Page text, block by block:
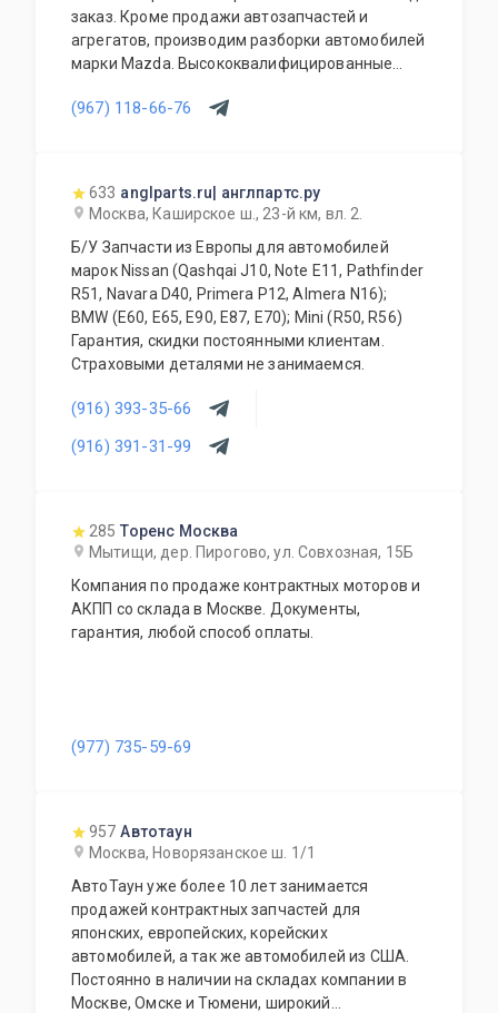
заказ. Кроме продажи автозапчастей и
агрегатов, производим разборки автомобилей
марки Mazda. Высококвалифицированные
его виды. В нашем автосервисе проводится
дополнительное оборудование для Вашего
автомобиля. Гарантия качества на все услуги
и продукцию. Квалифицированные
специалисты. Мы работаем для Вас каждый
день.
(967) 118-66-76
633 anglparts.ru| англпартс.ру
Москва, Каширское ш., 23-й км, вл. 2.
Б/У Запчасти из Европы для автомобилей
марок Nissan (Qashqai J10, Note E11, Pathfinder
R51, Navara D40, Primera P12, Almera N16);
BMW (E60, E65, E90, E87, E70); Mini (R50, R56)
Гарантия, скидки постоянными клиентам.
Страховыми деталями не занимаемся.
(916) 393-35-66
(916) 391-31-99
285 Торенс Москва
Мытищи, дер. Пирогово, ул. Совхозная, 15Б
Компания по продаже контрактных моторов и
АКПП со склада в Москве. Документы,
гарантия, любой способ оплаты.
(977) 735-59-69
957 Автотаун
Москва, Новорязанское ш. 1/1
АвтоТаун уже более 10 лет занимается
продажей контрактных запчастей для
японских, европейских, корейских
автомобилей, а так же автомобилей из США.
Постоянно в наличии на складах компании в
Москве, Омске и Тюмени, широкий